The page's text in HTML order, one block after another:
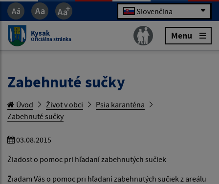
Slovenčina
Kysak
Oficiálna stránka Menu
Zabehnuté sučky
Úvod Život v obci
Psia karanténa
Zabehnuté sučky
03.08.2015
Žiadosť o pomoc pri hľadaní zabehnutých sučiek
Žiadam Vás o pomoc pri hľadaní zabehnutých sučiek z areálu